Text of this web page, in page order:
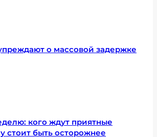
о массовой задержке
кого ждут приятные
стоит быть осторожнее